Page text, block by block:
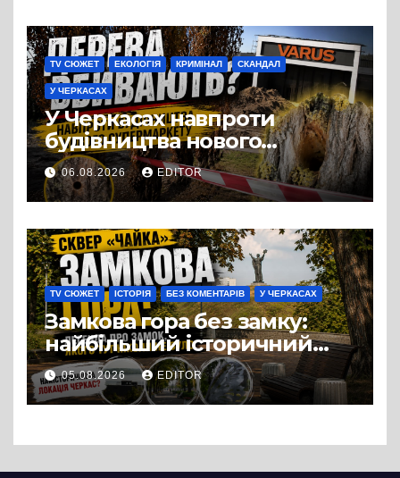
TV СЮЖЕТ ЕКОЛОГІЯ КРИМІНАЛ СКАНДАЛ
У ЧЕРКАСАХ
У Черкасах навпроти
будівництва нового
супермаркету VARUS на
проспекті Перемоги всохли
дерева. І це навряд чи
можна назвати
випадковістю
06.08.2026 EDITOR
TV СЮЖЕТ ІСТОРІЯ БЕЗ КОМЕНТАРІВ У ЧЕРКАСАХ
Замкова гора без замку:
найбільший історичний
міф Черкас
05.08.2026 EDITOR